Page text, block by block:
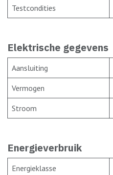
Testcondities
Elektrische gegevens
Aansluiting
Vermogen
Stroom
Energieverbruik
Energieklasse